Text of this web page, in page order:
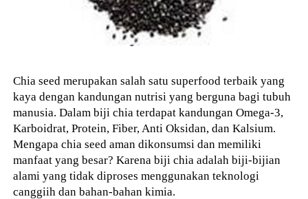
Chia seed merupakan salah satu superfood terbaik yang
kaya dengan kandungan nutrisi yang berguna bagi tubuh
manusia. Dalam biji chia terdapat kandungan Omega-3,
Karboidrat, Protein, Fiber, Anti Oksidan, dan Kalsium.
Mengapa chia seed aman dikonsumsi dan memiliki
manfaat yang besar? Karena biji chia adalah biji-bijian
alami yang tidak diproses menggunakan teknologi
canggiih dan bahan-bahan kimia.